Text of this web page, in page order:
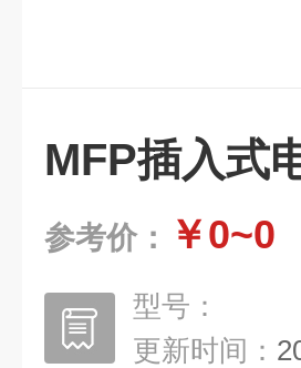
MFP插入式
参考价： ￥0~0
型号：
更新时间：